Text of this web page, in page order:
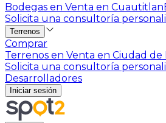
Bodegas en Venta en Cuautitlan
Solicita una consultoría
Terrenos
Comprar
Terrenos en Venta en Ciudad de
Solicita una consultoría
Desarrolladores
Iniciar sesión